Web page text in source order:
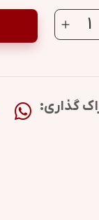
گذاری: